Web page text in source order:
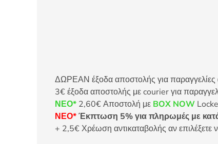
ΔΩΡΕΑΝ έξοδα αποστολής για παραγγελίες
3€ έξοδα αποστολής με courier για
ΝΕΟ* 2,60€ Αποστολή με BOX NOW
ΝΕΟ*Έκπτωση 5% για πληρωμές με
+ 2,5€ Χρέωση αντικαταβολής αν